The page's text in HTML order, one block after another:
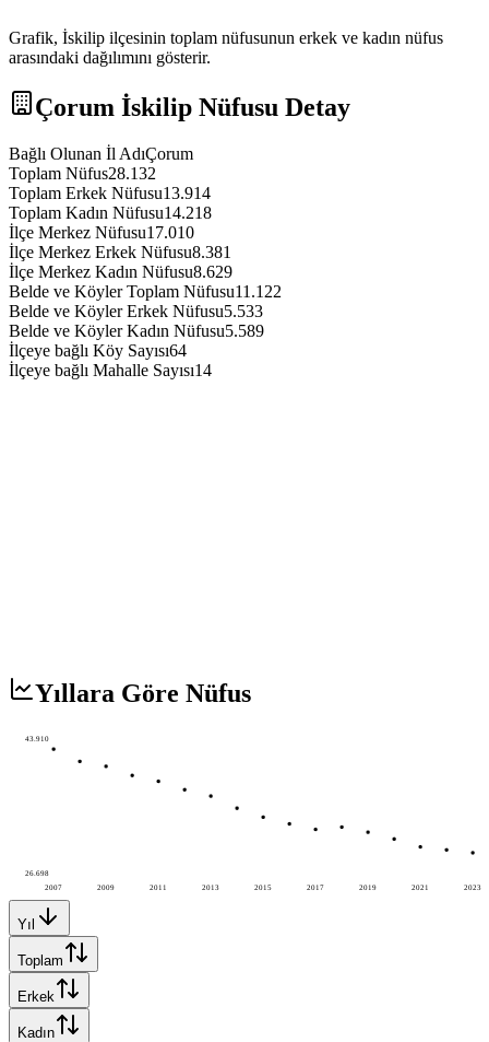
Grafik, İskilip ilçesinin toplam nüfusunun erkek ve kadın nüfus
arasındaki dağılımını gösterir.
Çorum İskilip Nüfusu Detay
Bağlı Olunan İl AdıÇorum
Toplam Nüfus28.132
Toplam Erkek Nüfusu13.914
Toplam Kadın Nüfusu14.218
İlçe Merkez Nüfusu17.010
İlçe Merkez Erkek Nüfusu8.381
İlçe Merkez Kadın Nüfusu8.629
Belde ve Köyler Toplam Nüfusu11.122
Belde ve Köyler Erkek Nüfusu5.533
Belde ve Köyler Kadın Nüfusu5.589
İlçeye bağlı Köy Sayısı64
İlçeye bağlı Mahalle Sayısı14
Yıllara Göre Nüfus
2007 2009 2011 2013 2015 2017 2019 2021 2023
43.910
26.698
Yıl
Toplam
Erkek
Kadın